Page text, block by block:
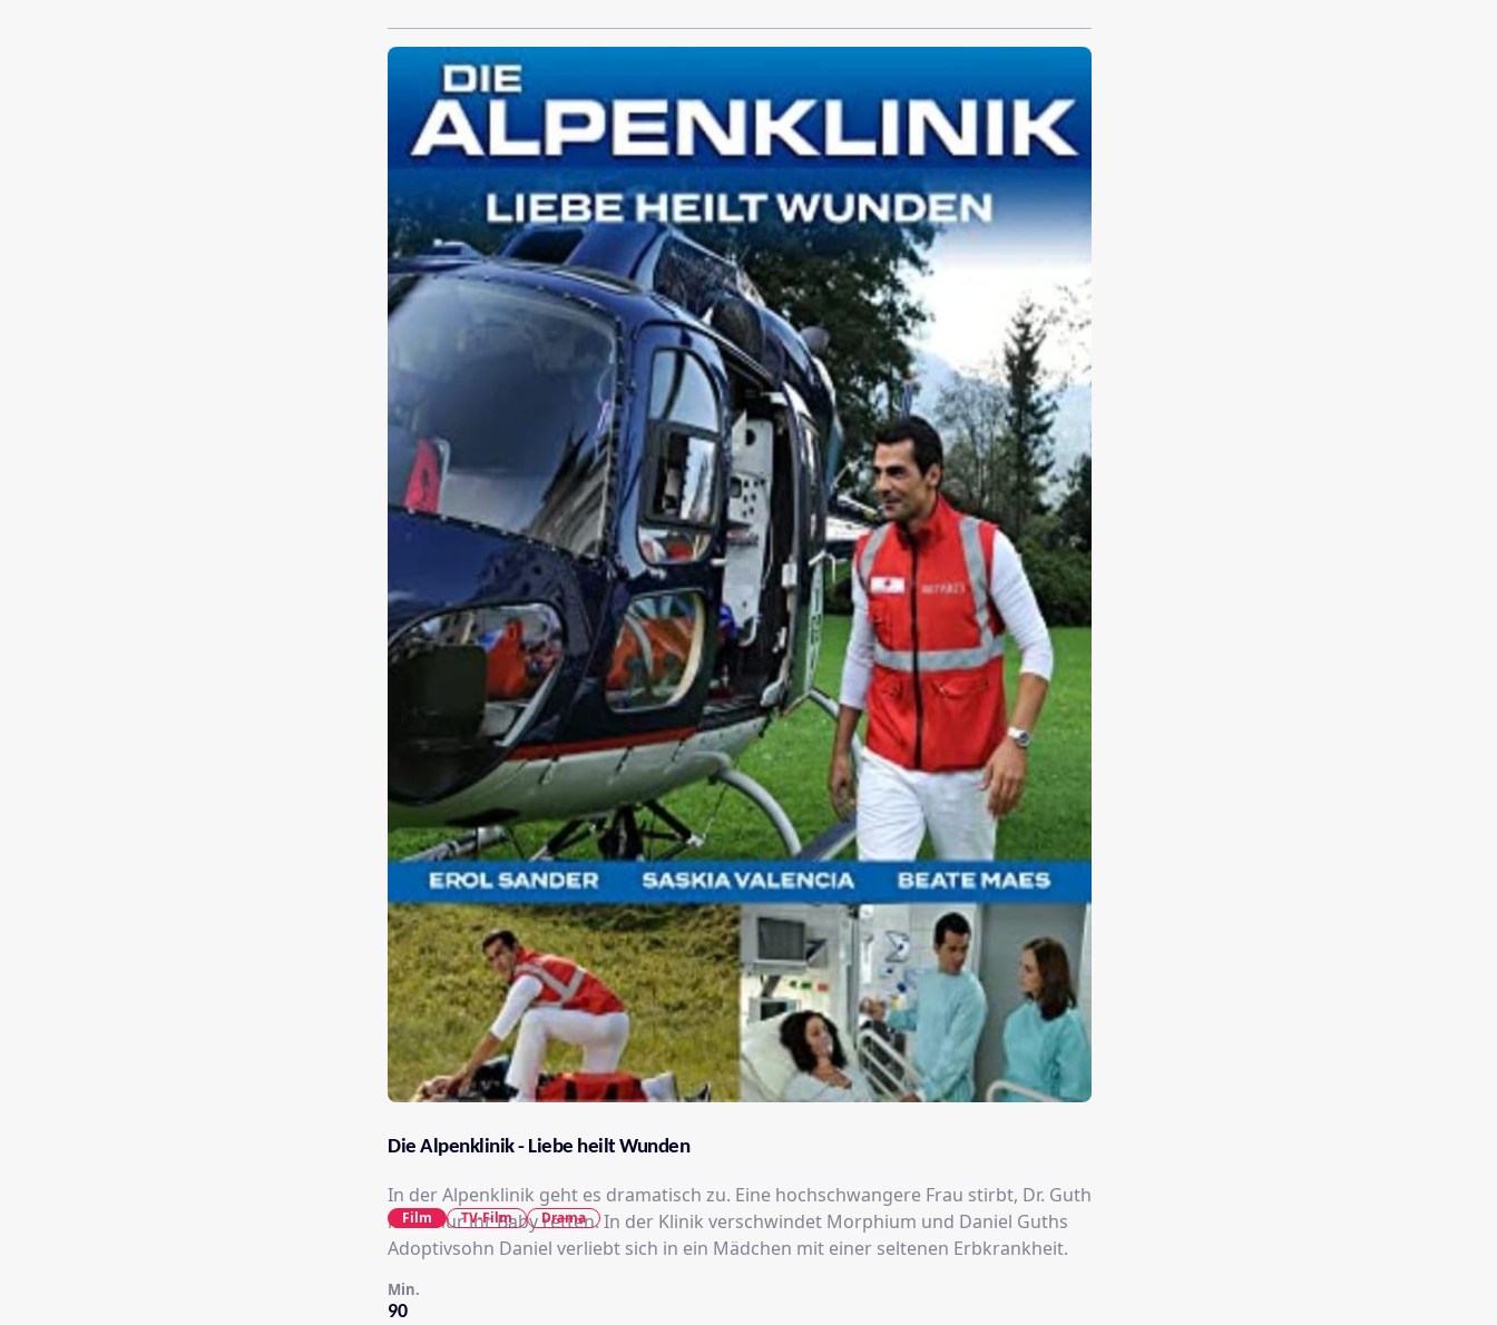
Die Alpenklinik - Liebe heilt Wunden
In der Alpenklinik geht es dramatisch zu. Eine hochschwangere Frau stirbt, Dr. Guth
kann nur ihr Baby retten. In der Klinik verschwindet Morphium und Daniel Guths
Adoptivsohn Daniel verliebt sich in ein Mädchen mit einer seltenen Erbkrankheit.
90
Min.
Film TV-Film Drama